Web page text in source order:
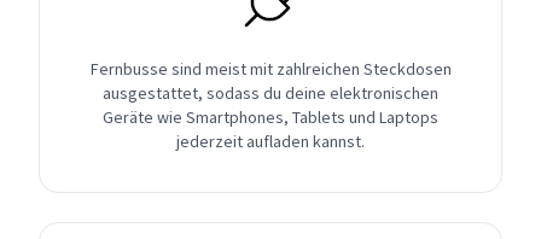
Fernbusse sind meist mit zahlreichen Steckdosen
ausgestattet, sodass du deine elektronischen
Geräte wie Smartphones, Tablets und Laptops
jederzeit aufladen kannst.